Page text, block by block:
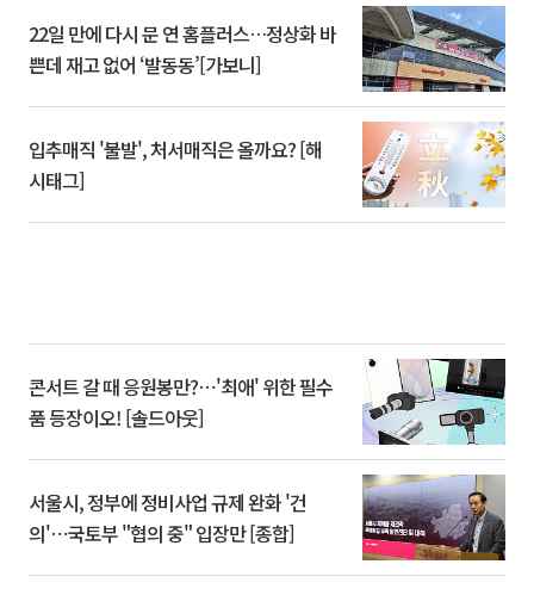
22일 만에 다시 문 연 홈플러스…정상화 바
쁜데 재고 없어 ‘발동동’[가보니]
입추매직 '불발', 처서매직은 올까요? [해
시태그]
콘서트 갈 때 응원봉만?⋯'최애' 위한 필수
품 등장이오! [솔드아웃]
서울시, 정부에 정비사업 규제 완화 '건
의'⋯국토부 "협의 중" 입장만 [종합]